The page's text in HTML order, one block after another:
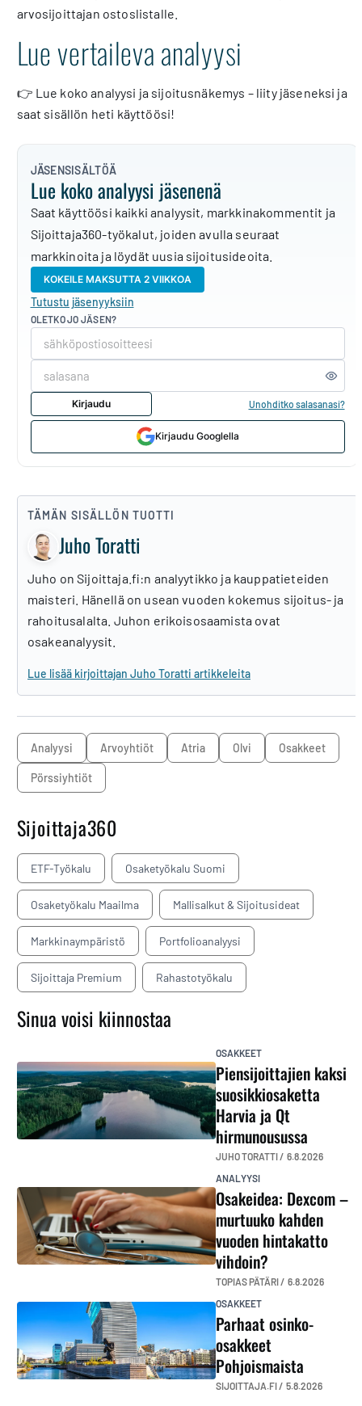
arvosijoittajan ostoslistalle.
Lue vertaileva analyysi
👉 Lue koko analyysi ja sijoitusnäkemys – liity jäseneksi ja
saat sisällön heti käyttöösi!
JÄSENSISÄLTÖÄ
Lue koko analyysi jäsenenä
Saat käyttöösi kaikki analyysit, markkinakommentit ja
Sijoittaja360-työkalut, joiden avulla seuraat
markkinoita ja löydät uusia sijoitusideoita.
KOKEILE MAKSUTTA 2 VIIKKOA
Tutustu jäsenyyksiin
OLETKO JO JÄSEN?
Kirjaudu Unohditko salasanasi?
Kirjaudu Googlella
TÄMÄN SISÄLLÖN TUOTTI
Juho Toratti
Juho on Sijoittaja.fi:n analyytikko ja kauppatieteiden
maisteri. Hänellä on usean vuoden kokemus sijoitus- ja
rahoitusalalta. Juhon erikoisosaamista ovat
osakeanalyysit.
Lue lisää kirjoittajan Juho Toratti artikkeleita
analyysi arvoyhtiöt Atria Olvi osakkeet
pörssiyhtiöt
Sijoittaja360
ETF-Työkalu Osaketyökalu Suomi
Osaketyökalu Maailma Mallisalkut & Sijoitusideat
Markkinaympäristö Portfolioanalyysi
Sijoittaja Premium Rahastotyökalu
Sinua voisi kiinnostaa
OSAKKEET
Piensijoittajien kaksi
suosikkiosaketta
Harvia ja Qt
hirmunousussa
JUHO TORATTI / 6.8.2026
ANALYYSI
Osakeidea: Dexcom –
murtuuko kahden
vuoden hintakatto
vihdoin?
TOPIAS PÄTÄRI / 6.8.2026
OSAKKEET
Parhaat osinko-
osakkeet
Pohjoismaista
SIJOITTAJA.FI / 5.8.2026